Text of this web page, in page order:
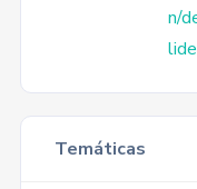
n/
Temáticas